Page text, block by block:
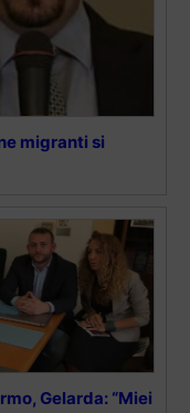
migranti si
Gelarda: “Miei